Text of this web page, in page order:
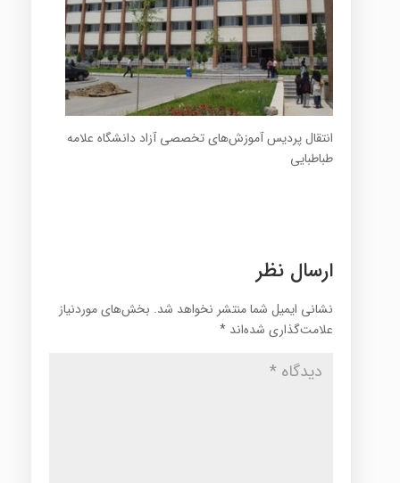
انتقال پردیس آموزش‌های تخصصی آزاد دانشگاه علامه
طباطبایی
ارسال نظر
نشانی ایمیل شما منتشر نخواهد شد. بخش‌های موردنیاز
علامت‌گذاری شده‌اند *